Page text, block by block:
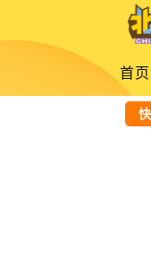
首页
配合柔府双